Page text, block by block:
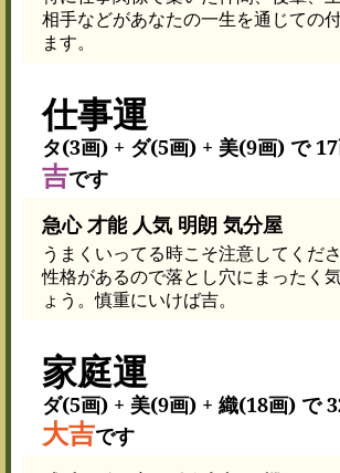
相手などがあなたの一生を通じての
ます。
仕事運
タ(3画) + ダ(5画) + 美(9画) で
吉です
急心 才能 人気 明朗 気分屋
うまくいってる時こそ注意してくだ
性格があるので落とし穴にまったく
ょう。慎重にいけば吉。
家庭運
ダ(5画) + 美(9画) + 織(18画) で
大吉です